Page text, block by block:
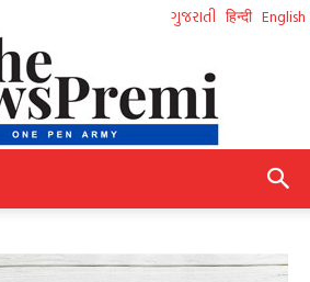
ગુજરાતી हिन्दी English